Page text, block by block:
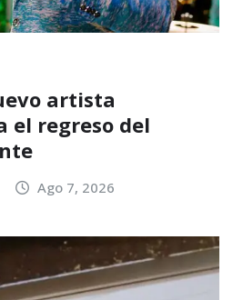
artista
el regreso del
Ago 7, 2026